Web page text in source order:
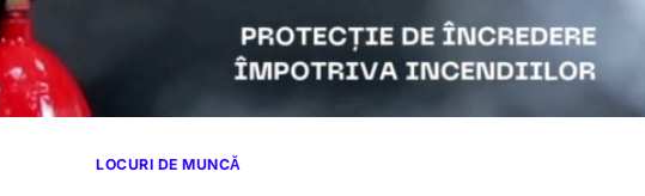
LOCURI DE MUNCĂ